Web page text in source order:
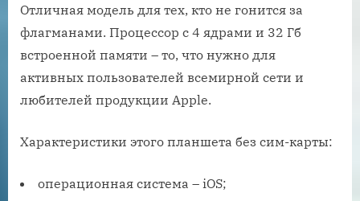
Отличная модель для тех, кто не гонится за
флагманами. Процессор с 4 ядрами и 32 Гб
встроенной памяти – то, что нужно для
активных пользователей всемирной сети и
любителей продукции Apple.
Характеристики этого планшета без сим-карты:
операционная система – iOS;